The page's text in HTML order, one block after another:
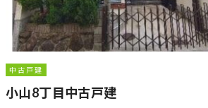
中古戸建
小山8丁目中古戸建